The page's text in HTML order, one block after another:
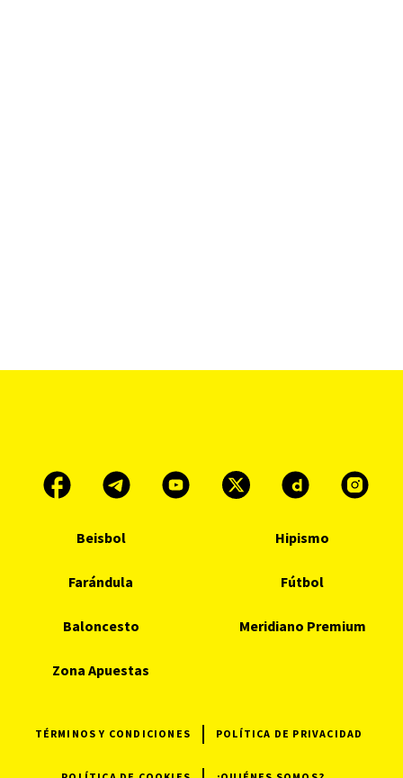
Beisbol Hipismo
Farándula Fútbol
Baloncesto Meridiano Premium
Zona Apuestas
TÉRMINOS Y CONDICIONES POLÍTICA DE PRIVACIDAD